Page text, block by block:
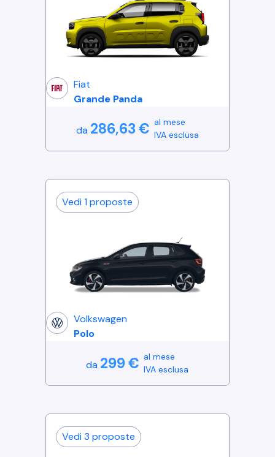
Fiat
Grande Panda
da 286,63 € al mese
IVA esclusa
Vedi 1 proposte
Volkswagen
Polo
da 299€ al mese
IVA esclusa
Vedi 3 proposte